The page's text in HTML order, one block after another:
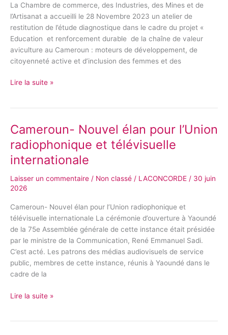
La Chambre de commerce, des Industries, des Mines et de
l’Artisanat a accueilli le 28 Novembre 2023 un atelier de
restitution de l’étude diagnostique dans le cadre du projet «
Education et renforcement durable de la chaîne de valeur
aviculture au Cameroun : moteurs de développement, de
citoyenneté active et d’inclusion des femmes et des
avicole
en
impliquant
d’avantage
les
femmes
Lire la suite »
Cameroun- Nouvel élan pour l’Union
radiophonique et télévisuelle
internationale
Laisser un commentaire / Non classé / LACONCORDE / 30 juin
2026
Cameroun- Nouvel élan pour l’Union radiophonique et
télévisuelle internationale La cérémonie d’ouverture à Yaoundé
de la 75e Assemblée générale de cette instance était présidée
par le ministre de la Communication, René Emmanuel Sadi.
C’est acté. Les patrons des médias audiovisuels de service
public, membres de cette instance, réunis à Yaoundé dans le
cadre de la
Cameroun-
Nouvel
élan
pour
radiophonique
télévisuelle
internationale
Lire la suite »